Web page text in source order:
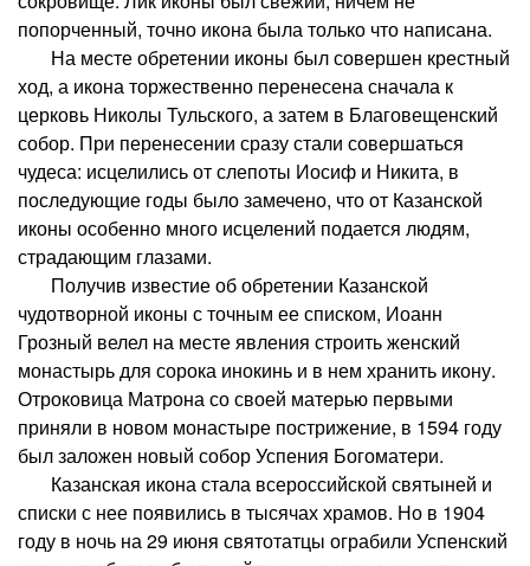
попорченный, точно икона была только что написана.
На месте обретении иконы был совершен крестный
ход, а икона торжественно перенесена сначала к
церковь Николы Тульского, а затем в Благовещенский
собор. При перенесении сразу стали совершаться
чудеса: исцелились от слепоты Иосиф и Никита, в
последующие годы было замечено, что от Казанской
иконы особенно много исцелений подается людям,
страдающим глазами.
Получив известие об обретении Казанской
чудотворной иконы с точным ее списком, Иоанн
Грозный велел на месте явления строить женский
монастырь для сорока инокинь и в нем хранить икону.
Отроковица Матрона со своей матерью первыми
приняли в новом монастыре пострижение, в 1594 году
был заложен новый собор Успения Богоматери.
Казанская икона стала всероссийской святыней и
списки с нее появились в тысячах храмов. Но в 1904
году в ночь на 29 июня святотатцы ограбили Успенский